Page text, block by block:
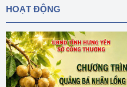
HOẠT ĐỘNG